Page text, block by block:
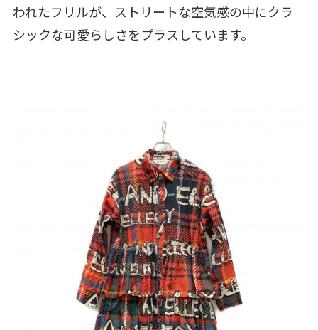
われたフリルが、ストリートな空気感の中にクラ
シックな可愛らしさをプラスしています。